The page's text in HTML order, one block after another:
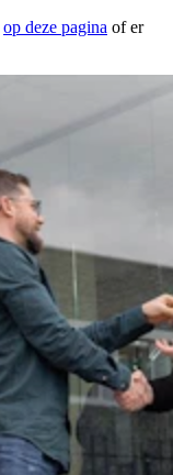
op deze pagina of er